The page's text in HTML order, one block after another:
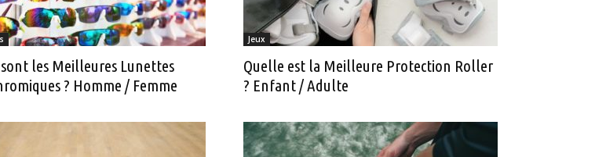
les Meilleures Lunettes
? Homme / Femme
Jeux
Quelle est la Meilleure Protection Roller
? Enfant / Adulte